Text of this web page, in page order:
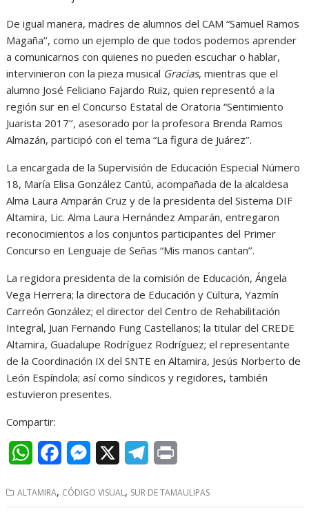
De igual manera, madres de alumnos del CAM “Samuel Ramos
Magaña’’, como un ejemplo de que todos podemos aprender
a comunicarnos con quienes no pueden escuchar o hablar,
intervinieron con la pieza musical Gracias, mientras que el
alumno José Feliciano Fajardo Ruiz, quien representó a la
región sur en el Concurso Estatal de Oratoria “Sentimiento
Juarista 2017’’, asesorado por la profesora Brenda Ramos
Almazán, participó con el tema “La figura de Juárez’’.
La encargada de la Supervisión de Educación Especial Número
18, María Elisa González Cantú, acompañada de la alcaldesa
Alma Laura Amparán Cruz y de lapresidenta del Sistema DIF
Altamira, Lic. Alma Laura Hernández Amparán, entregaron
reconocimientos a los conjuntos participantes del Primer
Concurso en Lenguaje de Señas “Mis manos cantan’’.
La regidora presidenta de la comisión de Educación, Ángela
Vega Herrera; la directora de Educación y Cultura, Yazmín
Carreón González; el director del Centro de Rehabilitación
Integral, Juan Fernando Fung Castellanos; la titular del CREDE
Altamira, Guadalupe Rodríguez Rodríguez; el representante
de la Coordinación IX del SNTE en Altamira, Jesús Norberto de
León Espíndola; así como síndicos y regidores, también
estuvieron presentes.
Compartir:
W
a
c
M
s
l
i
ALTAMIRA, CÓDIGO VISUAL, SUR DE TAMAULIPAS